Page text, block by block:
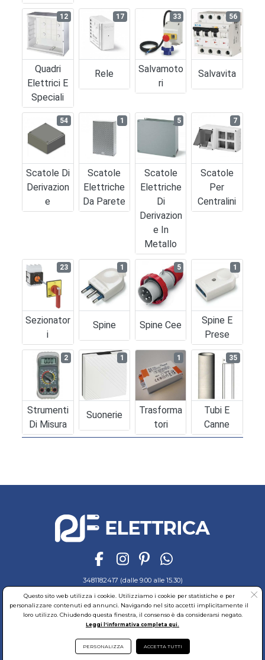
Quadri
Elettrici E
Speciali
12
Rele
17
Salvamoto
Ri
33
Salvavita
56
Scatole Di
Derivazion
E
54
Scatole
Elettriche
Da Parete
1
Scatole
Elettriche
Di
Derivazion
E In
Metallo
5
Scatole
Per
Centralini
7
Sezionator
I
23
Spine
1
Spine Cee
5
Spine E
Prese
1
Strumenti
Di Misura
2
Suonerie
1
Trasforma
Tori
1
Tubi E
Canne
35
3481182417 (dalle 9.00 alle 15.30)
Ordini e Pagamenti Sicurezza Spedizioni Cookies
Garanzia
Privacy
Recesso Regolamento Richiedi reso
© RF Elettrica Srl - Sede Legale: Via Alcide de Gasperi, 74 - 04011 Aprilia (LT)
Sede Operativa: Via Alcide de Gasperi, 74 - 04011 Aprilia (LT)
Cap. Soc. 95.000,00 Euro Iscritta al Reg. delle Imprese di Latina REA:LT-171116
Questo sito web utilizza i cookie. Utilizziamo i cookie per statistiche e per
personalizzare contenuti ed annunci. Navigando nel sito accetti implicitamente il
loro utilizzo. Chiudendo questa finestra, il consenso è da considerarsi negato.
Leggi l'informativa completa qui.
PERSONALIZZA ACCETTA TUTTI